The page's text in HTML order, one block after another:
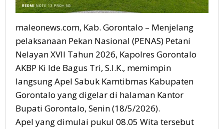
maleonews.com, Kab. Gorontalo – Menjelang
pelaksanaan Pekan Nasional (PENAS) Petani
Nelayan XVII Tahun 2026, Kapolres Gorontalo
AKBP Ki Ide Bagus Tri, S.I.K., memimpin
langsung Apel Sabuk Kamtibmas Kabupaten
Gorontalo yang digelar di halaman Kantor
Bupati Gorontalo, Senin (18/5/2026).
Apel yang dimulai pukul 08.05 Wita tersebut